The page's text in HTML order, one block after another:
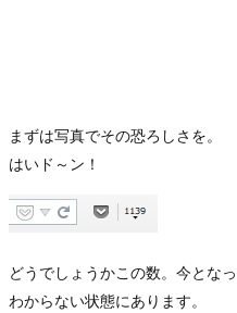
まずは写真でその恐ろしさを。
はいド～ン！
どうでしょうかこの数。今とな
わからない状態にあります。